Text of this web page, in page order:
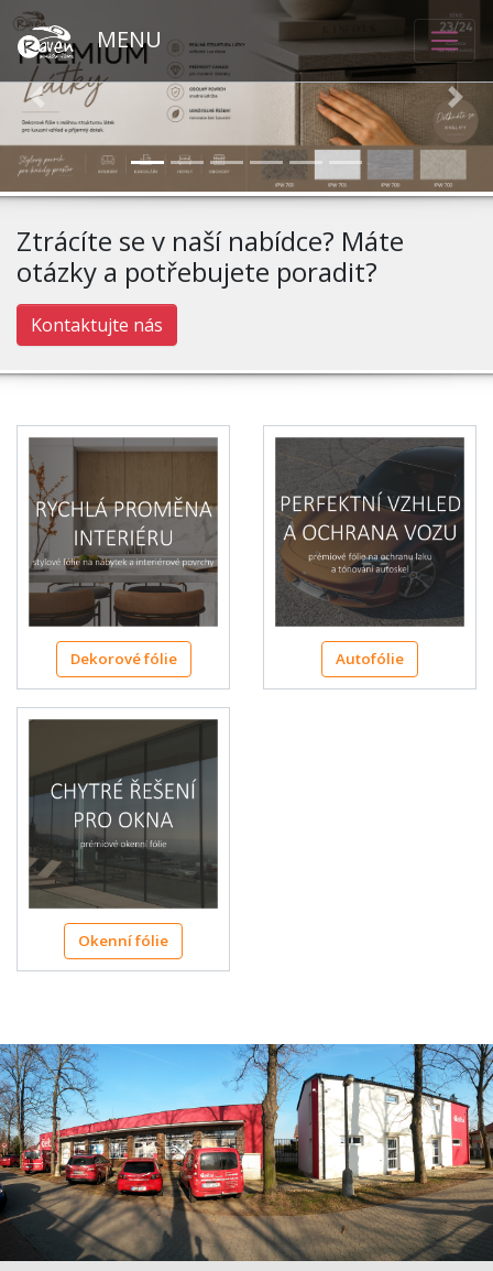
MENU
Previous Next
Ztrácíte se v naší nabídce? Máte
otázky a potřebujete poradit?
Kontaktujte nás
Dekorové fólie Autofólie
Okenní fólie